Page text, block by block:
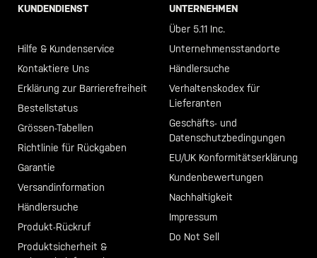
KUNDENDIENST
Hilfe & Kundenservice
Kontaktiere Uns
Erklärung zur Barrierefreiheit
Bestellstatus
Grössen-Tabellen
Richtlinie für Rückgaben
Garantie
Versandinformation
Händlersuche
Produkt-Rückruf
Produktsicherheit &
UNTERNEHMEN
Über 5.11 Inc.
Unternehmensstandorte
Händlersuche
Verhaltenskodex für
Lieferanten
Geschäfts- und
Datenschutzbedingungen
EU/UK Konformitätserklärung
Kundenbewertungen
Nachhaltigkeit
Impressum
Do Not Sell